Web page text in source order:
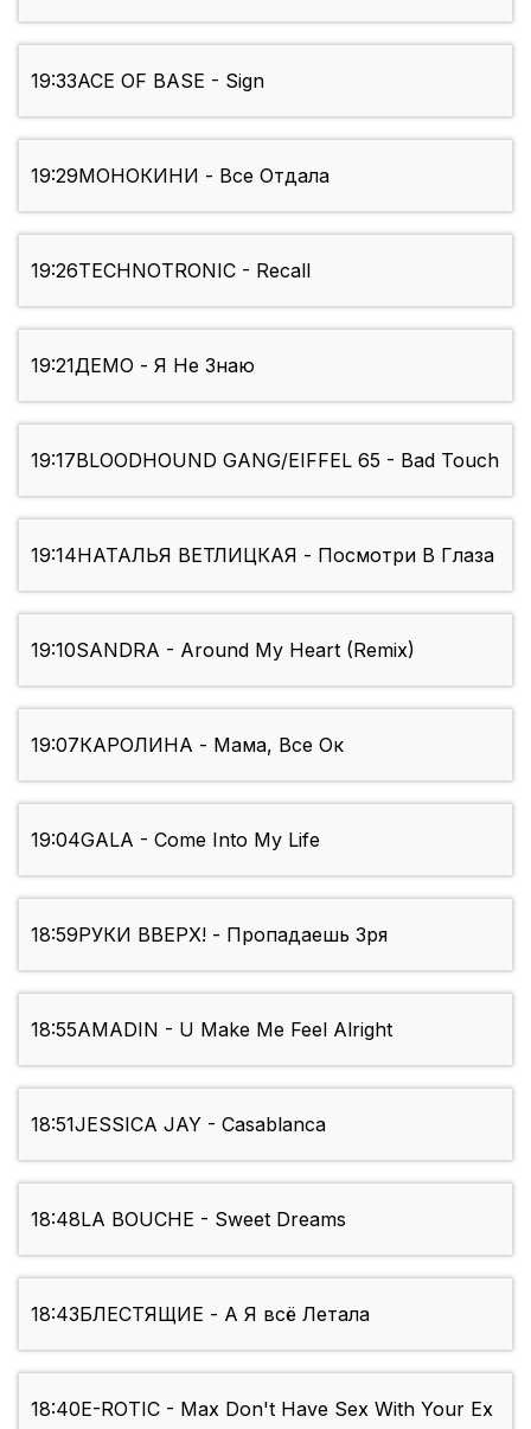
19:33ACE OF BASE - Sign
19:29МОНОКИНИ - Все Отдала
19:26TECHNOTRONIC - Recall
19:21ДЕМО - Я Не Знаю
19:17BLOODHOUND GANG/EIFFEL 65 - Bad Touch
19:14НАТАЛЬЯ ВЕТЛИЦКАЯ - Посмотри В Глаза
19:10SANDRA - Around My Heart (Remix)
19:07КАРОЛИНА - Мама, Все Ок
19:04GALA - Come Into My Life
18:59РУКИ ВВЕРХ! - Пропадаешь Зря
18:55AMADIN - U Make Me Feel Alright
18:51JESSICA JAY - Casablanca
18:48LA BOUCHE - Sweet Dreams
18:43БЛЕСТЯЩИЕ - А Я всё Летала
18:40E-ROTIC - Max Don't Have Sex With Your Ex